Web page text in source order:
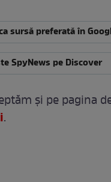
sursă preferată în
SpyNews pe Discover
și pe pagina
.